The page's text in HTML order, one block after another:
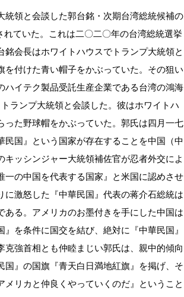
領と会談した郭台銘・次期台湾総統候補の
ていた。これは二〇二〇年の台湾総統選挙
会長はホワイトハウスでトランプ大統領と
付けた青い帽子をかぶっていた。その狙い
イテク製品受託生産企業である台湾の鴻海
ランプ大統領と会談した。彼はホワイトハ
た野球帽をかぶっていた。郭氏は四月一七
国』という国家が存在することを中国（中
ッシンジャー大統領補佐官が忍者外交によ
一の中国を代表する国家』と米国に認めさせ
激怒した『中華民国』代表の蒋介石総統は
る。アメリカのお墨付きを手にした中国は
を条件に国交を結び、絶対に『中華民国』
強首相とも仲睦まじい郭氏は、親中的傾向
』の国旗『青天白日満地紅旗』を掲げ、そ
リカと仲良くやっていくのだ』ということ